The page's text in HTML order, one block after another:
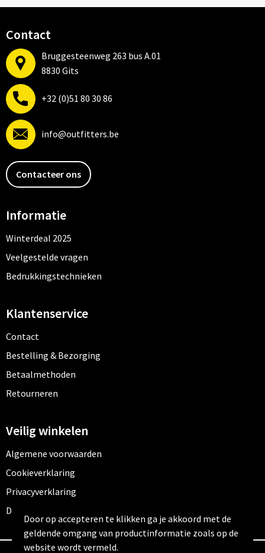
Contact
Bruggesteenweg 263 bus A.01
8830 Gits
+32 (0)51 80 30 86
info@outfitters.be
Contacteer ons
Informatie
Winterdeal 2025
Veelgestelde vragen
Bedrukkingstechnieken
Klantenservice
Contact
Bestelling & Bezorging
Betaalmethoden
Retourneren
Veilig winkelen
Algemene voorwaarden
Cookieverklaring
Privacyverklaring
Disclaimer
Door op accepteren te klikken ga je akkoord met de
geldende omgang van productinformatie zoals op de
website wordt vermeld.